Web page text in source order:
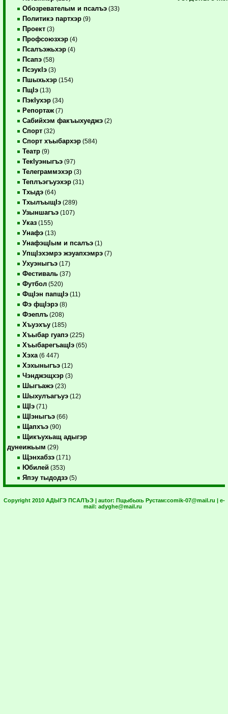
Обозревателым и псалъэ (33)
Политикэ партхэр (9)
Проект (3)
Профсоюзхэр (4)
Псалъэжьхэр (4)
Псапэ (58)
ПсэукIэ (3)
Пшыхьхэр (154)
ПщIэ (13)
ПэкIухэр (34)
Репортаж (7)
Сабийхэм факъыхуеджэ (2)
Спорт (32)
Спорт хъыбархэр (584)
Театр (9)
ТекIуэныгъэ (97)
Телеграммэхэр (3)
Теплъэгъуэхэр (31)
Тхыдэ (64)
ТхылъыщIэ (289)
Узыншагъэ (107)
Указ (155)
Унафэ (13)
УнафэщIым и псалъэ (1)
УпщIэхэмрэ жэуапхэмрэ (7)
Ухуэныгъэ (17)
Фестиваль (37)
Футбол (520)
ФщIэн папщIэ (11)
Фэ фщIэрэ (8)
Фэеплъ (208)
Хъуэхъу (185)
Хъыбар гуапэ (225)
ХъыбарегъащIэ (65)
Хэха (6 447)
Хэхыныгъэ (12)
Чэнджэщхэр (3)
Шыгъажэ (23)
Шыхулъагъуэ (12)
ЩIэ (71)
ЩIэныгъэ (66)
Щапхъэ (90)
Щикъухьащ адыгэр
дунеижьым (29)
Щэнхабзэ (171)
Юбилей (353)
Япэу тыдодзэ (5)
Copyright 2010 АДЫГЭ ПСАЛЪЭ | autor: Пщыбыхь Рустам:comik-07@mail.ru | e-
mail: adyghe@mail.ru